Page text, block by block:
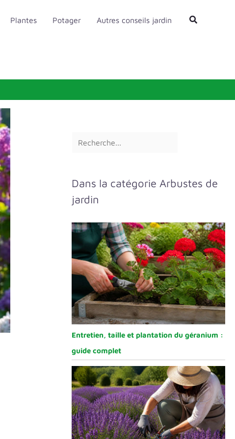
Plantes Potager Autres conseils jardin Rechercher
e
c
Dans la catégorie Arbustes de
jardin
Entretien, taille et plantation du géranium :
guide complet